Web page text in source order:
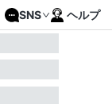
SNS ヘルプ